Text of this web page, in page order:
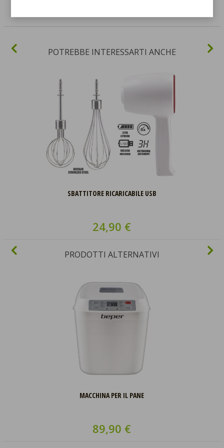
POTREBBE INTERESSARTI ANCHE
SBATTITORE RICARICABILE USB
24,90 €
PRODOTTI ALTERNATIVI
MACCHINA PER IL PANE
89,90 €